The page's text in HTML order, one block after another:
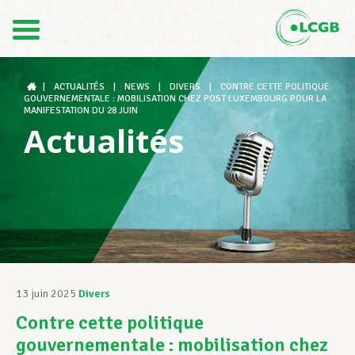
DE
Le LCGB
Structures syndicales
Assistance au Travail
Vos droits
ACTUALITÉS NEWS DIVERS
CONTRE CETTE POLITIQUE
GOUVERNEMENTALE : MOBILISATION CHEZ POST LUXEMBOURG POUR LA
MANIFESTATION DU 28 JUIN
Actualités
13 juin 2025 Divers
Contre cette politique
gouvernementale : mobilisation chez